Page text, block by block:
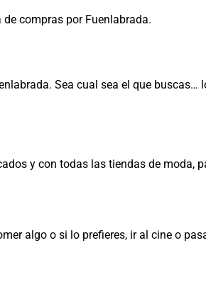
compras por Fuenlabrada.
Sea cual sea el que buscas…
y con todas las tiendas de moda,
algo o si lo prefieres, ir al cine o